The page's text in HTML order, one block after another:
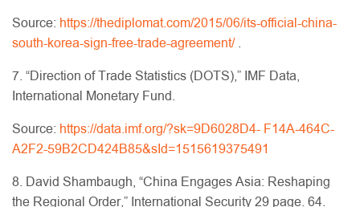
Source: https://thediplomat.com/2015/06/its-official-china-
south-korea-sign-free-trade-agreement/.
7. “Direction of Trade Statistics (DOTS),” IMF Data,
International Monetary Fund.
Source: https://data.imf.org/?sk=9D6028D4- F14A-464C-
A2F2-59B2CD424B85&sId=1515619375491
8. David Shambaugh, “China Engages Asia: Reshaping
the Regional Order,” International Security 29 page. 64.